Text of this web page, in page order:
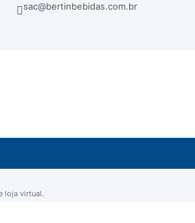
sac@bertinbebidas.com.br
loja virtual.